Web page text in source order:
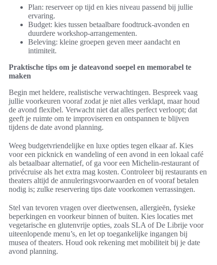
Plan: reserveer op tijd en kies niveau passend bij jullie
ervaring.
Budget: kies tussen betaalbare foodtruck-avonden en
duurdere workshop-arrangementen.
Beleving: kleine groepen geven meer aandacht en
intimiteit.
Praktische tips om je dateavond soepel en memorabel te
maken
Begin met heldere, realistische verwachtingen. Bespreek vaag
jullie voorkeuren vooraf zodat je niet alles verklapt, maar houd
de avond flexibel. Verwacht niet dat alles perfect verloopt; dat
geeft je ruimte om te improviseren en ontspannen te blijven
tijdens de date avond planning.
Weeg budgetvriendelijke en luxe opties tegen elkaar af. Kies
voor een picknick en wandeling of een avond in een lokaal café
als betaalbaar alternatief, of ga voor een Michelin-restaurant of
privécruise als het extra mag kosten. Controleer bij restaurants en
theaters altijd de annuleringsvoorwaarden en of vooraf betalen
nodig is; zulke reservering tips date voorkomen verrassingen.
Stel van tevoren vragen over dieetwensen, allergieën, fysieke
beperkingen en voorkeur binnen of buiten. Kies locaties met
vegetarische en glutenvrije opties, zoals SLA of De Librije voor
uiteenlopende menu’s, en let op toegankelijke ingangen bij
musea of theaters. Houd ook rekening met mobiliteit bij je date
avond planning.